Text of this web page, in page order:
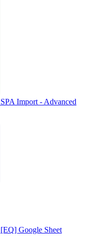
SPA Import - Advanced
[EQ] Google Sheet